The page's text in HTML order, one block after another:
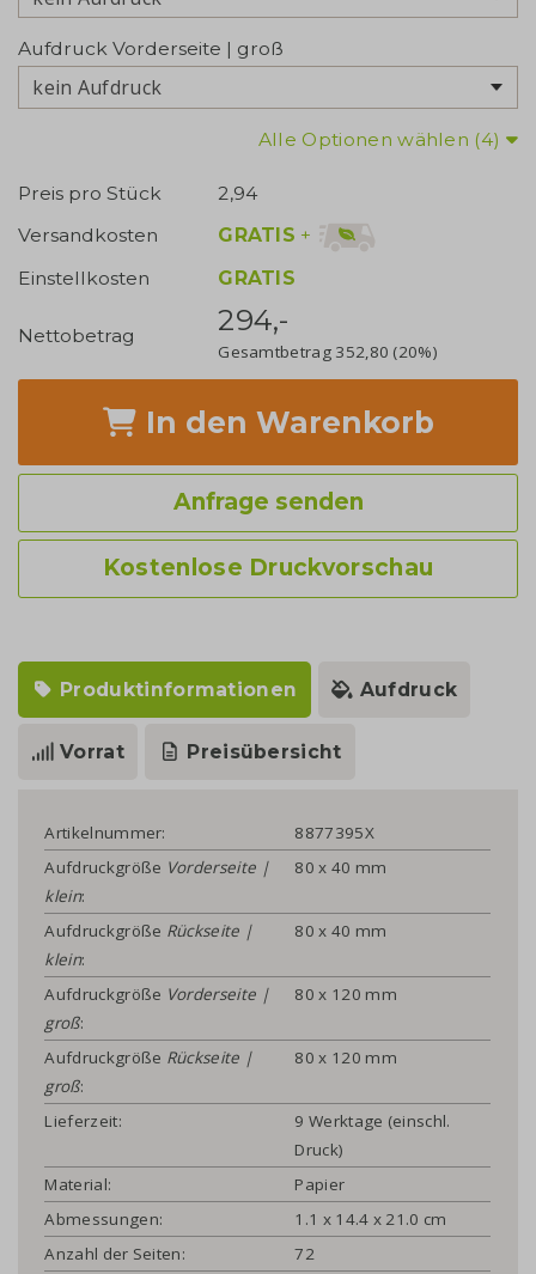
Aufdruck Vorderseite | groß
kein Aufdruck
Alle Optionen wählen (4)
Preis pro Stück
2,94
Versandkosten
GRATIS +
Einstellkosten
GRATIS
Nettobetrag 294,-
Gesamtbetrag 352,80 (20%)
In den Warenkorb
Anfrage senden
Kostenlose Druckvorschau
Produktinformationen Aufdruck
Vorrat Preisübersicht
Artikelnummer:
8877395X
Aufdruckgröße Vorderseite |
klein:
80 x 40 mm
Aufdruckgröße Rückseite |
klein:
80 x 40 mm
Aufdruckgröße Vorderseite |
groß:
80 x 120 mm
Aufdruckgröße Rückseite |
groß:
80 x 120 mm
Lieferzeit:
9 Werktage (einschl.
Druck)
Material:
Papier
Abmessungen:
1.1 x 14.4 x 21.0 cm
Anzahl der Seiten:
72